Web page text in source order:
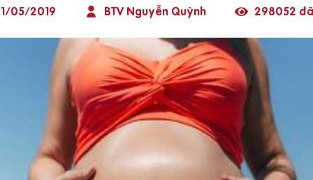
05/2019 BTV Nguyễn Quỳnh 298052